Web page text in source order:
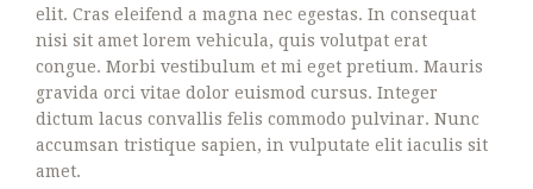
elit. Cras eleifend a magna nec egestas. In consequat
nisi sit amet lorem vehicula, quis volutpat erat
congue. Morbi vestibulum et mi eget pretium. Mauris
gravida orci vitae dolor euismod cursus. Integer
dictum lacus convallis felis commodo pulvinar. Nunc
accumsan tristique sapien, in vulputate elit iaculis sit
amet.